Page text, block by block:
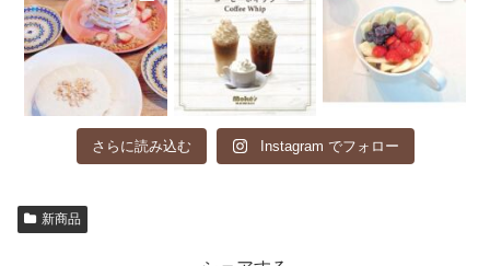
さらに読み込む Instagram でフォロー
新商品